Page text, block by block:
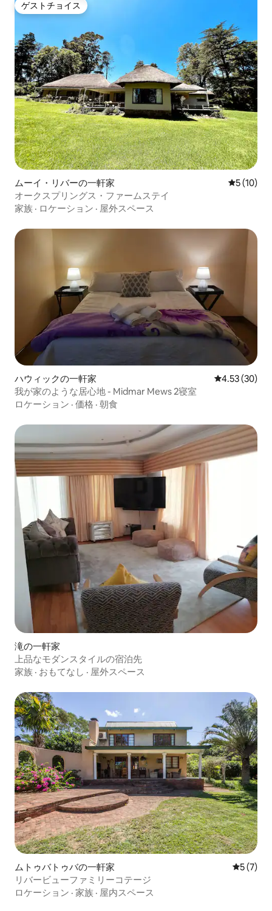
ゲストチョイス
ゲストチョイス
ムーイ・リバーの一軒家 レビュー
5 (10)
オークスプリングス・ファームステイ
家族 · ロケーション · 屋外スペース
ハウィックの一軒家 レビュー30
4.53 (30)
我が家のような居心地 - Midmar Mews 2寝室
ロケーション · 価格 · 朝食
滝の一軒家
上品なモダンスタイルの宿泊先
家族 · おもてなし · 屋外スペース
ムトゥバトゥバの一軒家 レビュー
5 (7)
リバービューファミリーコテージ
ロケーション · 家族 · 屋内スペース